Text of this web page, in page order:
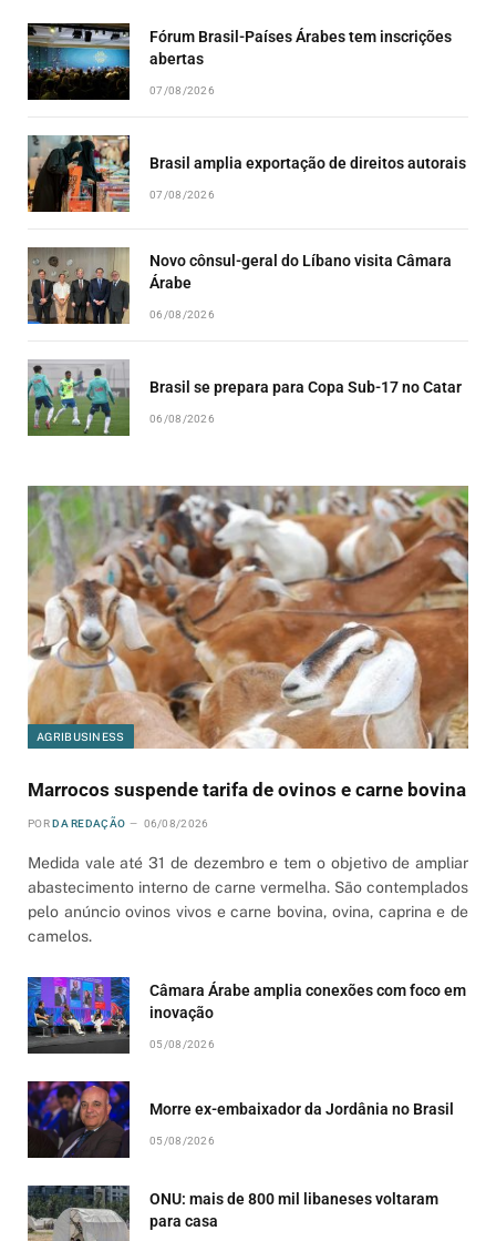
Fórum Brasil-Países Árabes tem inscrições
abertas
07/08/2026
Brasil amplia exportação de direitos autorais
07/08/2026
Novo cônsul-geral do Líbano visita Câmara
Árabe
06/08/2026
Brasil se prepara para Copa Sub-17 no Catar
06/08/2026
AGRIBUSINESS
Marrocos suspende tarifa de ovinos e carne bovina
POR DA REDAÇÃO 06/08/2026
Medida vale até 31 de dezembro e tem o objetivo de ampliar
abastecimento interno de carne vermelha. São contemplados
pelo anúncio ovinos vivos e carne bovina, ovina, caprina e de
camelos.
Câmara Árabe amplia conexões com foco em
inovação
05/08/2026
Morre ex-embaixador da Jordânia no Brasil
05/08/2026
ONU: mais de 800 mil libaneses voltaram
para casa